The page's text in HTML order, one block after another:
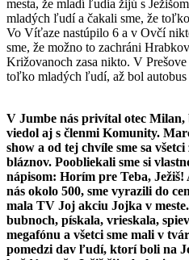
mesta, že mladí ľudia žijú s
mladých ľudí a čakali sme, že
Vo Víťaze nastúpilo 6 a v Ovčí
sme, že možno to zachráni
Križovanoch zasa nikto. V
toľko mladých ľudí, až bol autobus
V Jumbe nás privítal otec
viedol aj s členmi Komunity.
show a od tej chvíle sme sa
bláznov. Poobliekali sme si
nápisom: Horím pre Teba,
nás okolo 500, sme vyrazili do
mala TV Joj akciu Jojka v
bubnoch, pískala, vrieskala,
megafónu a všetci sme mali v
pomedzi dav ľudí, ktorí boli na